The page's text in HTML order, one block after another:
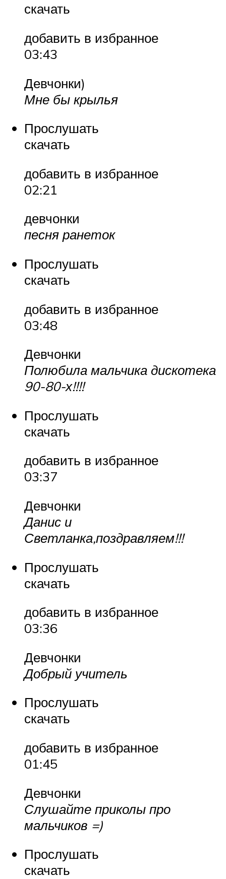
скачать
добавить в избранное
03:43
Девчонки)
Мне бы крылья
Прослушать
скачать
добавить в избранное
02:21
девчонки
песня ранеток
Прослушать
скачать
добавить в избранное
03:48
Девчонки
Полюбила мальчика дискотека
90-80-х!!!!
Прослушать
скачать
добавить в избранное
03:37
Девчонки
Данис и
Светланка,поздравляем!!!
Прослушать
скачать
добавить в избранное
03:36
Девчонки
Добрый учитель
Прослушать
скачать
добавить в избранное
01:45
Девчонки
Слушайте приколы про
мальчиков =)
Прослушать
скачать